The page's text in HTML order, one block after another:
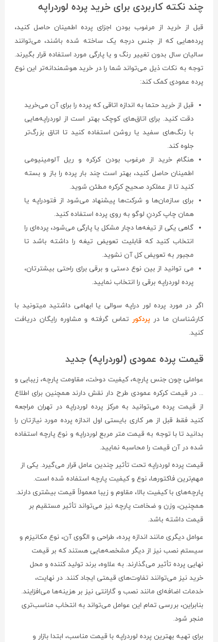
چند نکته کاربردی برای خرید پرده لوردراپه
قبل از خرید از مرغوب بودن اجزای پرده اطمینان حاصل کنید،
پرده‌هایی که از جنس درجه یک ساخته شده باشند، می‌توانند
سالیان سال بدون تغییر رنگ و یا پارگی مورد استفاده قرار بگیرند.
توجه به نکات ذیل می‌تواند شما را در خرید هوشمندانه‌تر این نوع
پرده عمودی کمک کند:
قبل از خرید حتما به اندازه اتاقی که پرده را برای آن می‌خرید
دقت کنید. برای اتاق‌های کوچک بهتر است از لوردراپه‌هایی
با رنگ‌های سفید یا روشن استفاده کنید تا اتاق بزرگ‌تر
جلوه کند.
هنگام خرید از مرغوب بودن کرکره و ریل آلومینیومی
اطمینان حاصل کنید، بهتر است چند بار پرده را باز و بسته
کنید تا از عملکرد صحیح کرکره مطئن شوید.
برای سازمان‌ها و شرکت‌ها پیشنهاد می‌شود از فتودراپه یا
همان چاپ کردنِ لوگو به روی پرده استفاده کنید.
گاهی یکی از تیغه‌ها دچار مشکل یا پارگی می‌شود، پرده‌ای را
انتخاب کنید که قابلیت تعویض تیغه را داشته باشد تا
مجبور به تعویض کل آن نشوید.
می توانید از بین نوع دستی و برقی برای راحتی بیشترتان،
پرده لوردراپه برقی را انتخاب نمایید.
اگر در مورد پرده لور دراپه سوالی یا ابهامی داشتید میتونید با
کارشناسان ما در پردکور تماس گرفته و مشاوره رایگان دریافت
کنید.
قیمت پرده عمودی (لوردراپه) جدید
عواملی چون جنس پارچه، کیفیت دوخت، مقاومت پارچه، زیبایی و
... در قیمت کرکره عمودی طرح دار نقش دارند همچنین برای اطلاع
از قیمت پرده می‌توانید به مرکز پرده لوردراپه در تهران مراجعه
کنید فقط قبل از هر کاری بایستی اول اندازه پرده مورد نیازتان را
بدانید تا با توجه به قیمت متر مربع لوردراپه و نوع پارچه استفاده
شده در آن قیمت را محاسبه نمایید.
قیمت پرده لوردراپه تحت تأثیر چندین عامل قرار می‌گیرد. یکی از
مهم‌ترین فاکتورها، نوع و کیفیت پارچه استفاده شده است.
پارچه‌های با کیفیت بالا، مقاوم و زیبا معمولاً قیمت بیشتری دارند.
همچنین، وزن و ضخامت پارچه نیز می‌تواند تأثیر مستقیم بر
قیمت داشته باشد.
عوامل دیگری مانند اندازه پرده، طراحی و الگوی آن، نوع مکانیزم و
سیستم نصب نیز از دیگر مشخصه‌هایی هستند که بر قیمت
نهایی پرده تأثیر می‌گذارند. به علاوه، برند تولید کننده و محل
خرید نیز می‌توانند تفاوت‌های قیمتی ایجاد کنند. در نهایت،
خدمات اضافه‌ای مانند نصب و گارانتی نیز بر هزینه‌ها می‌افزایند.
بنابراین، بررسی تمام این عوامل می‌تواند به انتخاب مناسب‌تری
منجر شود.
برای تهیه بهترین پرده لوردراپه با قیمت مناسب، ابتدا بازار و